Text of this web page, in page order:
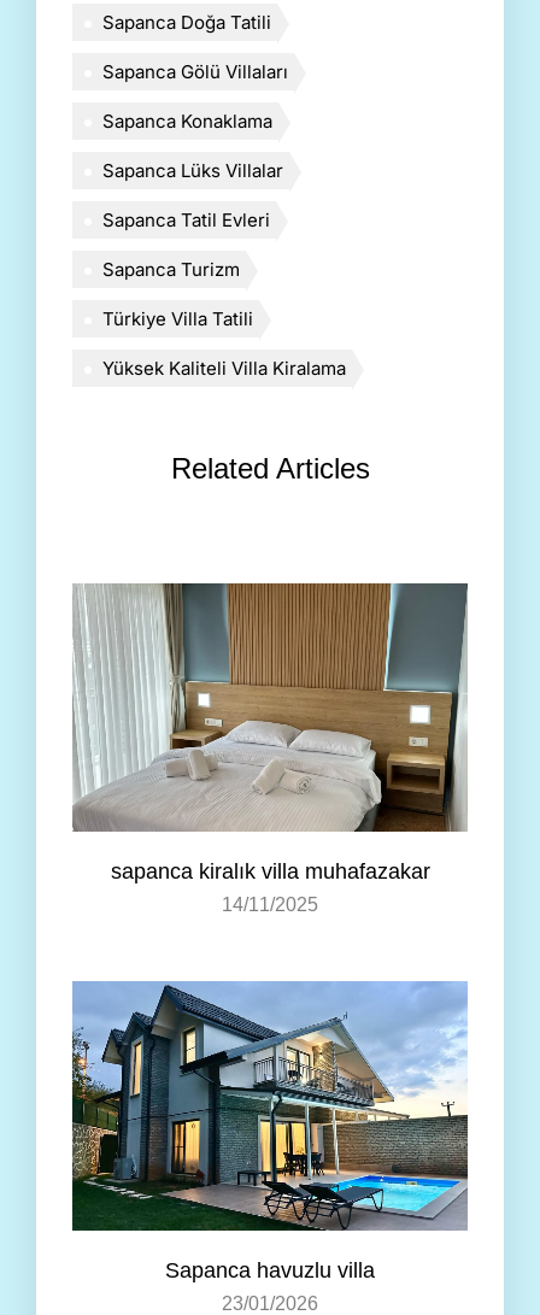
Sapanca Doğa Tatili
Sapanca Gölü Villaları
Sapanca Konaklama
Sapanca Lüks Villalar
Sapanca Tatil Evleri
Sapanca Turizm
Türkiye Villa Tatili
Yüksek Kaliteli Villa Kiralama
Related Articles
sapanca kiralık villa muhafazakar
14/11/2025
Sapanca havuzlu villa
23/01/2026